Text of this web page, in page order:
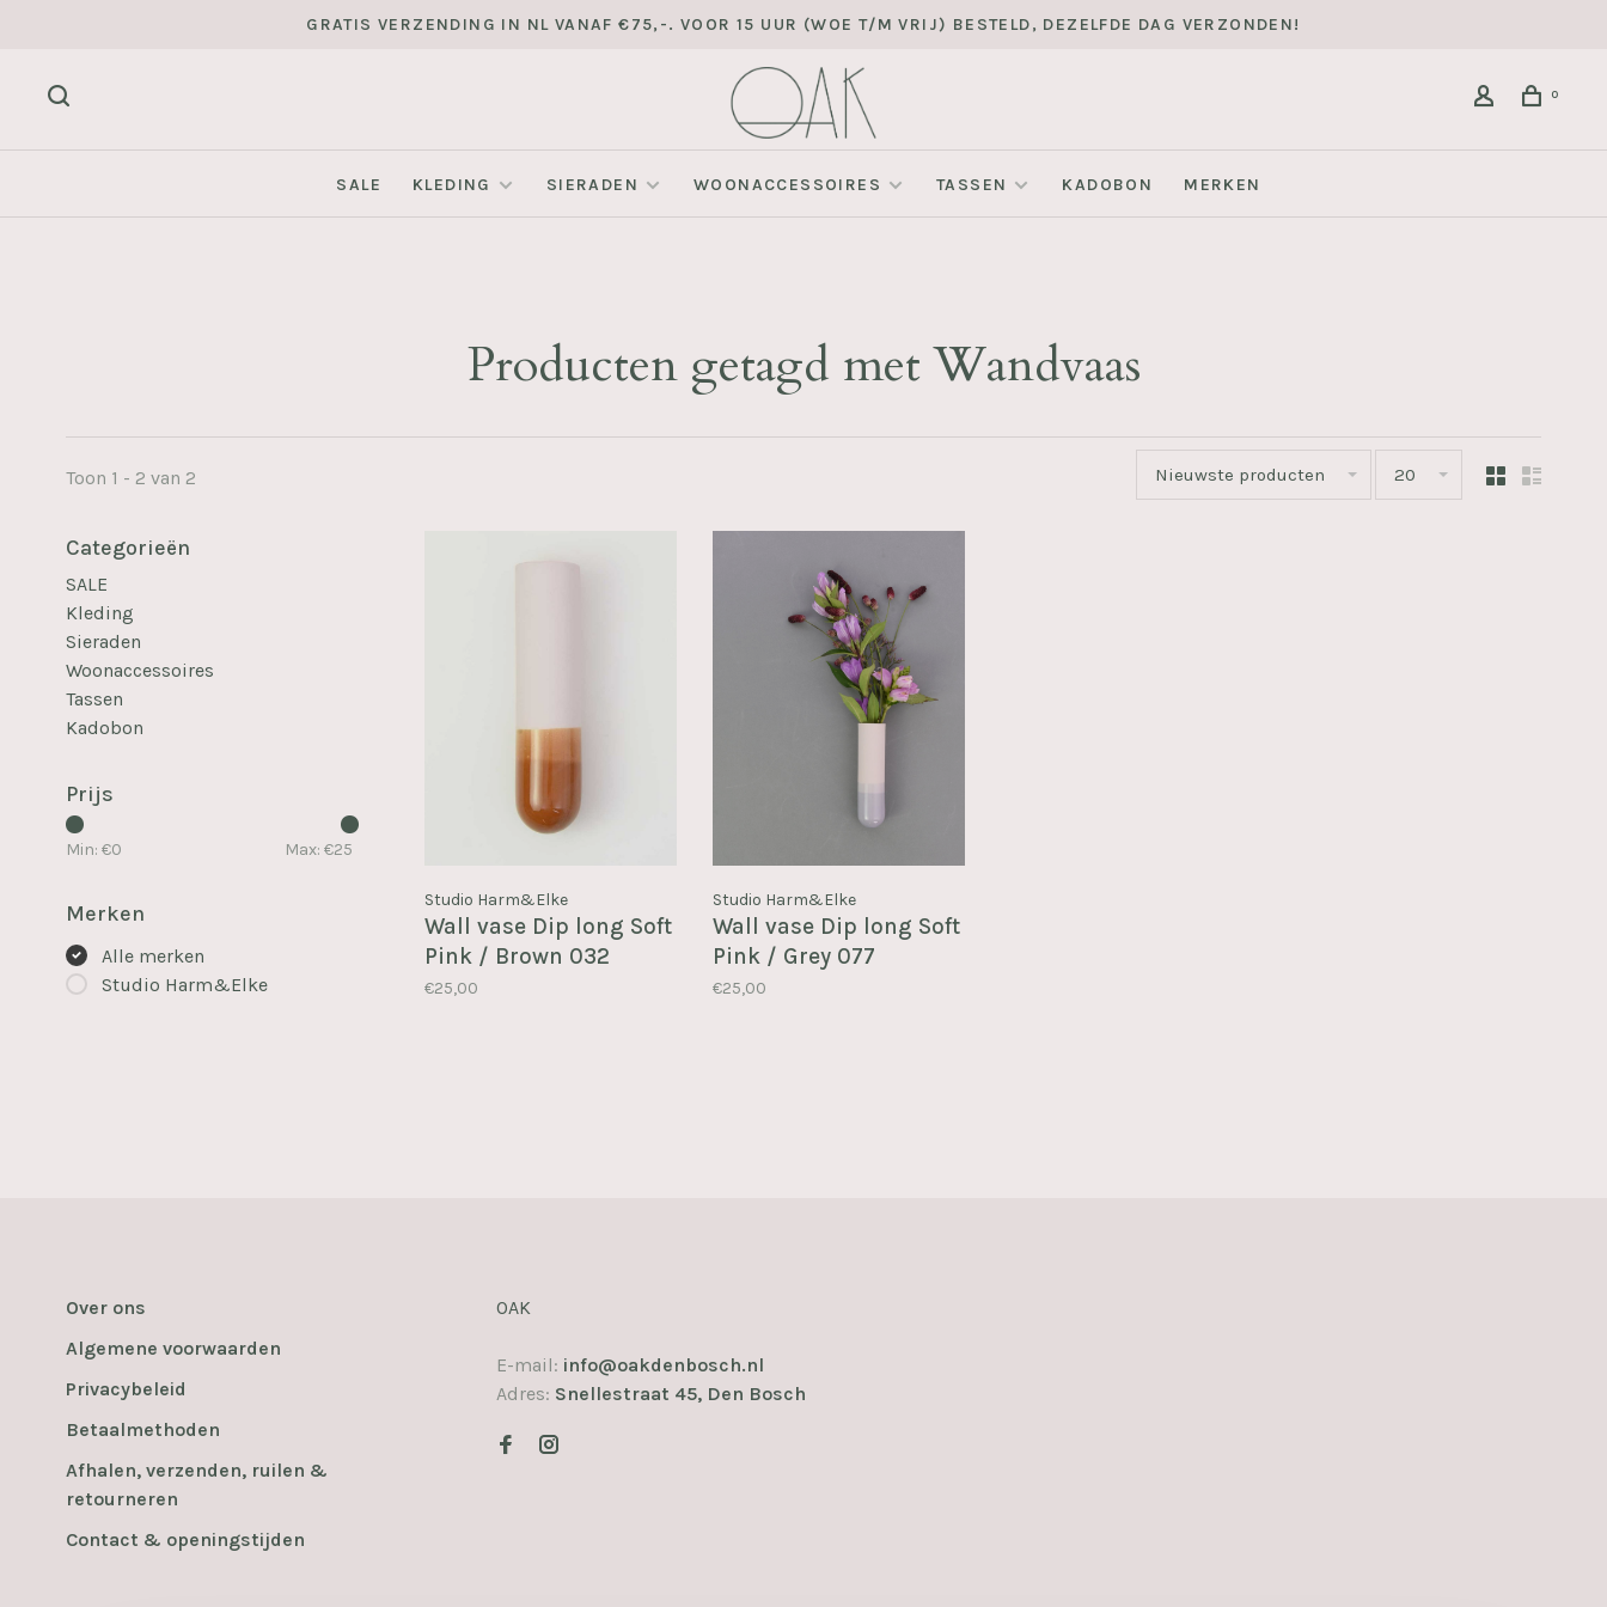
GRATIS VERZENDING IN NL VANAF €75,-. VOOR 15 UUR (WOE T/M VRIJ) BESTELD, DEZELFDE DAG VERZONDEN!
0
SALE KLEDING SIERADEN WOONACCESSOIRES TASSEN KADOBON MERKEN
Producten getagd met Wandvaas
Toon 1 - 2 van 2 Nieuwste producten 20
Categorieën
SALE
Kleding
Sieraden
Woonaccessoires
Tassen
Kadobon
Prijs
Min: €0 Max: €25
Merken
Alle merken
Studio Harm&Elke
Studio Harm&Elke
Wall vase Dip long Soft
Pink / Brown 032
€25,00
Studio Harm&Elke
Wall vase Dip long Soft
Pink / Grey 077
€25,00
Over ons
Algemene voorwaarden
Privacybeleid
Betaalmethoden
Afhalen, verzenden, ruilen &
retourneren
Contact & openingstijden
OAK
E-mail: info@oakdenbosch.nl
Adres: Snellestraat 45, Den Bosch